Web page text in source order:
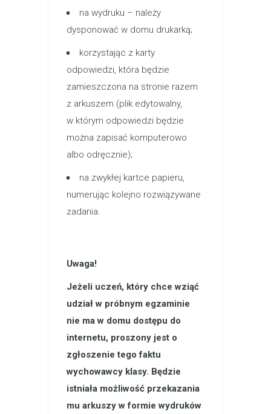
na wydruku – należy
dysponować w domu drukarką;
korzystając z karty
odpowiedzi, która będzie
zamieszczona na stronie razem
z arkuszem (plik edytowalny,
w którym odpowiedzi będzie
można zapisać komputerowo
albo odręcznie);
na zwykłej kartce papieru,
numerując kolejno rozwiązywane
zadania.
Uwaga!
Jeżeli uczeń, który chce wziąć
udział w próbnym egzaminie
nie ma w domu dostępu do
internetu, proszony jest o
zgłoszenie tego faktu
wychowawcy klasy. Będzie
istniała możliwość przekazania
mu arkuszy w formie wydruków